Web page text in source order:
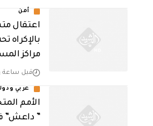
أمن
اعتقال
بالإكراه
مراكز
قبل ساعة
عربي
الأمم
” داعش”